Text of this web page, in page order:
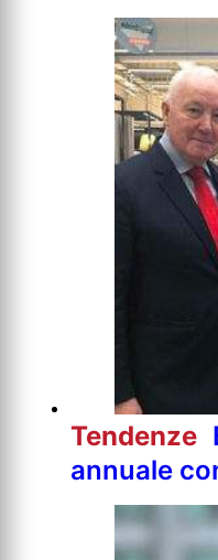
Tendenze
annuale